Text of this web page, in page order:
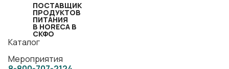
ПОСТАВЩИК
ПРОДУКТОВ
ПИТАНИЯ
В HORECA В
СКФО
Каталог
Мероприятия